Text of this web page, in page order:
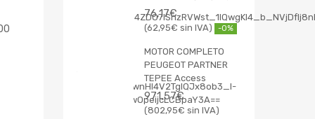
76,17€
62,95€ -0%
MOTOR COMPLETO
PEUGEOT PARTNER
TEPEE Access
971,57€
802,95€